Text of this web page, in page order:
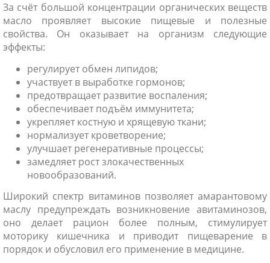
За счёт большой концентрации органических веществ
масло проявляет высокие пищевые и полезные
свойства. Он оказывает на организм следующие
эффекты:
регулирует обмен липидов;
участвует в выработке гормонов;
предотвращает развитие воспаления;
обеспечивает подъём иммунитета;
укрепляет костную и хрящевую ткани;
нормализует кроветворение;
улучшает регенеративные процессы;
замедляет рост злокачественных
новообразований.
Широкий спектр витаминов позволяет амарантовому
маслу предупреждать возникновение авитаминозов,
оно делает рацион более полным, стимулирует
моторику кишечника и приводит пищеварение в
порядок и обусловил его применение в медицине.